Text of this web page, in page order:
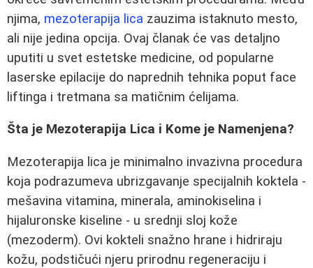
njima, mezoterapija lica zauzima istaknuto mesto,
ali nije jedina opcija. Ovaj članak će vas detaljno
uputiti u svet estetske medicine, od popularne
laserske epilacije do naprednih tehnika poput face
liftinga i tretmana sa matičnim ćelijama.
Šta je Mezoterapija Lica i Kome je Namenjena?
Mezoterapija lica je minimalno invazivna procedura
koja podrazumeva ubrizgavanje specijalnih koktela -
mešavina vitamina, minerala, aminokiselina i
hijaluronske kiseline - u srednji sloj kože
(mezoderm). Ovi kokteli snažno hrane i hidriraju
kožu, podstičući njeru prirodnu regeneraciju i